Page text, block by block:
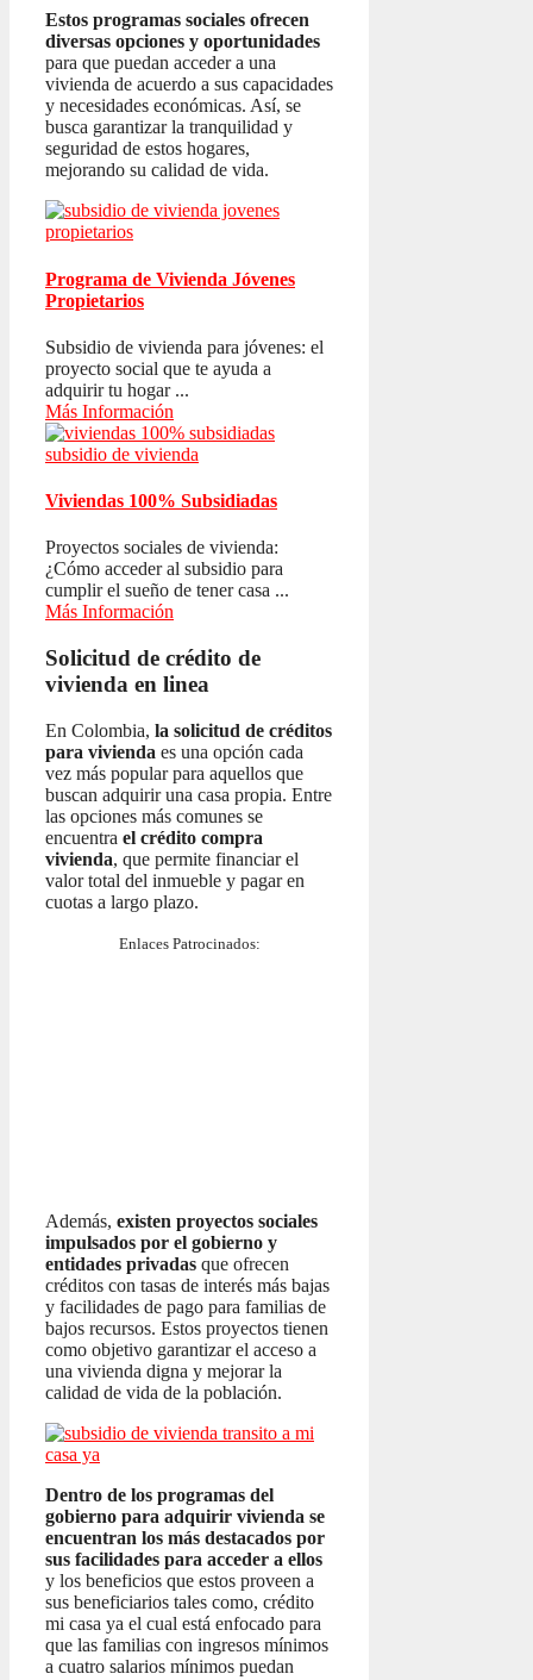
Estos programas sociales ofrecen
diversas opciones y oportunidades
para que puedan acceder a una
vivienda de acuerdo a sus capacidades
y necesidades económicas. Así, se
busca garantizar la tranquilidad y
seguridad de estos hogares,
mejorando su calidad de vida.
Programa de Vivienda Jóvenes
Propietarios
Subsidio de vivienda para jóvenes: el
proyecto social que te ayuda a
adquirir tu hogar ...
Más Información
Viviendas 100% Subsidiadas
Proyectos sociales de vivienda:
¿Cómo acceder al subsidio para
cumplir el sueño de tener casa ...
Más Información
Solicitud de crédito de
vivienda en linea
En Colombia, la solicitud de créditos
para vivienda es una opción cada
vez más popular para aquellos que
buscan adquirir una casa propia. Entre
las opciones más comunes se
encuentra el crédito compra
vivienda, que permite financiar el
valor total del inmueble y pagar en
cuotas a largo plazo.
Enlaces Patrocinados:
Además, existen proyectos sociales
impulsados por el gobierno y
entidades privadas que ofrecen
créditos con tasas de interés más bajas
y facilidades de pago para familias de
bajos recursos. Estos proyectos tienen
como objetivo garantizar el acceso a
una vivienda digna y mejorar la
calidad de vida de la población.
Dentro de los programas del
gobierno para adquirir vivienda se
encuentran los más destacados por
sus facilidades para acceder a ellos
y los beneficios que estos proveen a
sus beneficiarios tales como, crédito
mi casa ya el cual está enfocado para
que las familias con ingresos mínimos
a cuatro salarios mínimos puedan